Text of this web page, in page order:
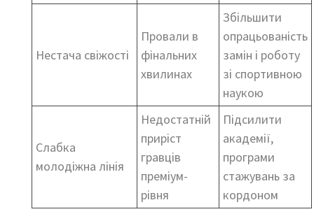
Нестача свіжості
Провали в
фінальних
хвилинах
Збільшити
опрацьованість
замін і роботу
зі спортивною
наукою
Слабка
молодіжна лінія
Недостатній
приріст
гравців
преміум-
рівня
Підсилити
академії,
програми
стажувань за
кордоном